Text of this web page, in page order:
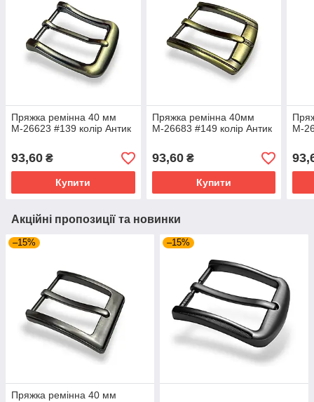
Пряжка ремінна 40 мм
М-26623 #139 колір Антик
93,60 ₴
Купити
Пряжка ремінна 40мм
М-26683 #149 колір Антик
93,60₴
Купити
М-
Акційні пропозиції та новинки
–15%
Пряжка ремінна 40 мм
–15%